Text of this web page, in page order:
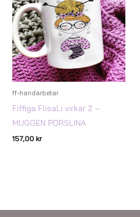
ff-handarbetar
Fiffiga FlisaLi virkar 2 –
MUGGEN PORSLINA
157,00 kr